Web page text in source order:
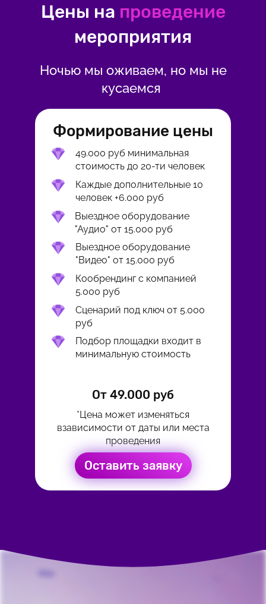
Цены на проведение
мероприятия
Ночью мы оживаем, но мы не
кусаемся
Формирование цены
49.000 руб минимальная
стоимость до 20-ти человек
Каждые дополнительные 10
человек +6.000 руб
Выездное оборудование
"Аудио" от 15.000 руб
Выездное оборудование
"Видео" от 15.000 руб
Кообрендинг с компанией
5.000 руб
Сценарий под ключ от 5.000
руб
Подбор площадки входит в
минимальную стоимость
От 49.000 руб
*Цена может изменяться
взависимости от даты или места
проведения
Оставить заявку